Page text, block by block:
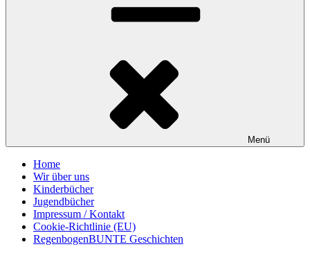
Menü
Home
Wir über uns
Kinderbücher
Jugendbücher
Impressum / Kontakt
Cookie-Richtlinie (EU)
RegenbogenBUNTE Geschichten